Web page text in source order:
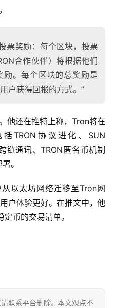
票奖励：每个区块，投票
合作伙伴）将根据他们
励。每个区块的总奖励是
户获得回报的方式。”
他还在推特上称，Tron将在
TRON协议进化、SUN
链通讯、TRON匿名币机制
。
以太坊网络迁移至Tron网
户体验更好。在推文中，他
币的交易清单。
联系平台删除。本文观点不